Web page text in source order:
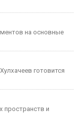
на основные
готовится
пространств и